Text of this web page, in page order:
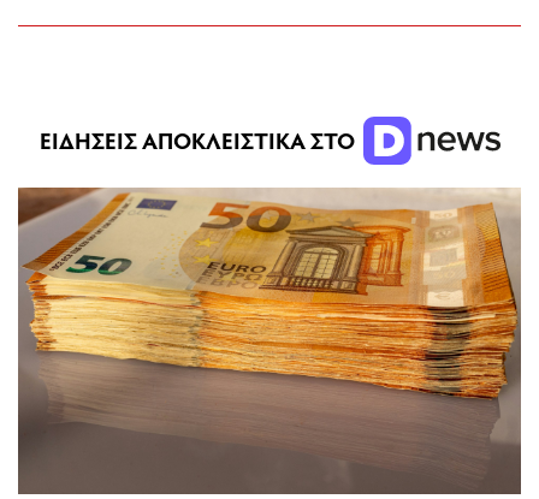
ΕΙΔΗΣΕΙΣ ΑΠΟΚΛΕΙΣΤΙΚΑ ΣΤΟ